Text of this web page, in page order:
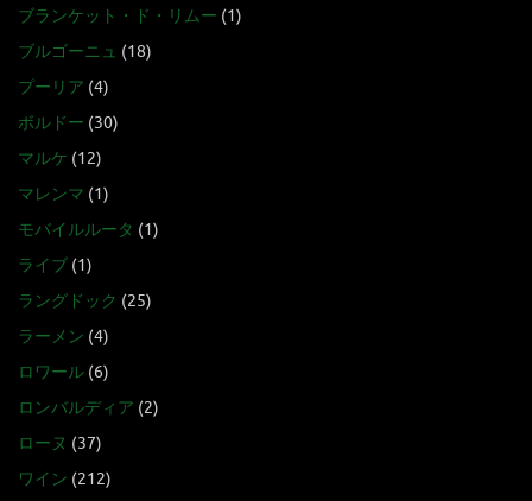
ブランケット・ド・リムー (1)
ブルゴーニュ (18)
プーリア (4)
ボルドー (30)
マルケ (12)
マレンマ (1)
モバイルルータ (1)
ライブ (1)
ラングドック (25)
ラーメン (4)
ロワール (6)
ロンバルディア (2)
ローヌ (37)
ワイン (212)